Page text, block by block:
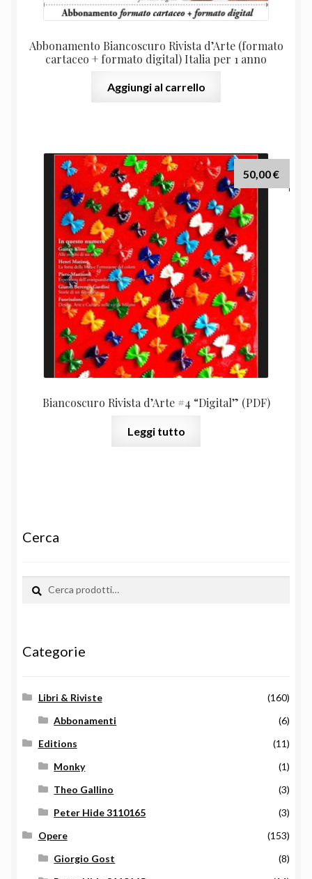
Abbonamento Biancoscuro Rivista d’Arte (formato
cartaceo + formato digital) Italia per 1 anno
Aggiungi al carrello
Biancoscuro Rivista d’Arte #4 “Digital” (PDF)
50,00€
Leggi tutto
Cerca
Cerca:
Cerca
Categorie
Libri & Riviste
(160)
Abbonamenti
(6)
Editions
(11)
Monky
(1)
Theo Gallino
(3)
Peter Hide 3110165
(3)
Opere
(153)
Giorgio Gost
(8)